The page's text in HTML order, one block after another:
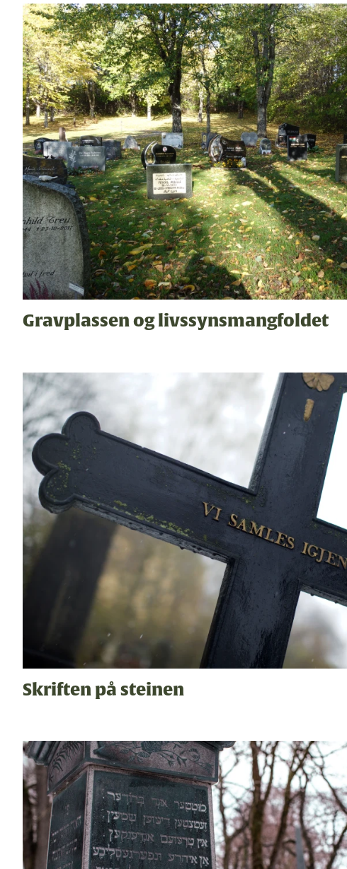
Gravplassen og livssynsmangfoldet
Skriften på steinen